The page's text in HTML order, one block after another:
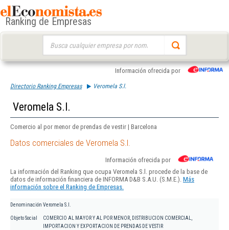
Ranking de Empresas
Información ofrecida por
Directorio Ranking Empresas Veromela S.l.
Veromela S.l.
Comercio al por menor de prendas de vestir | Barcelona
Datos comerciales de Veromela S.l.
Información ofrecida por
La información del Ranking que ocupa Veromela S.l. procede de la base de
datos de información financiera de INFORMA D&B S.A.U. (S.M.E.). Más
información sobre el Ranking de Empresas.
Denominación Veromela S.l.
Objeto Social
COMERCIO AL MAYOR Y AL POR MENOR, DISTRIBUCION COMERCIAL,
IMPORTACION Y EXPORTACION DE PRENDAS DE VESTIR